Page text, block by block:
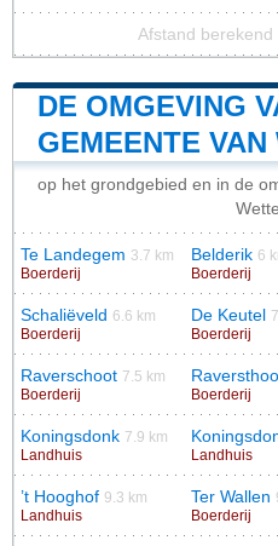
Afstand
DE OMGEVING
GEMEENTE VAN
op het grondgebied en in de
Te Landegem 3.7 km
Boerderij
Belderik 6
Boerderij
Schaliëveld 6.6 km
Boerderij
De Keutel
Boerderij
Raverschoot 7.5 km
Boerderij
Boerderij
Koningsdonk 7.9 km
Landhuis
Landhuis
’t Hooghof 9.3 km
Landhuis
Ter Wallen
Boerderij